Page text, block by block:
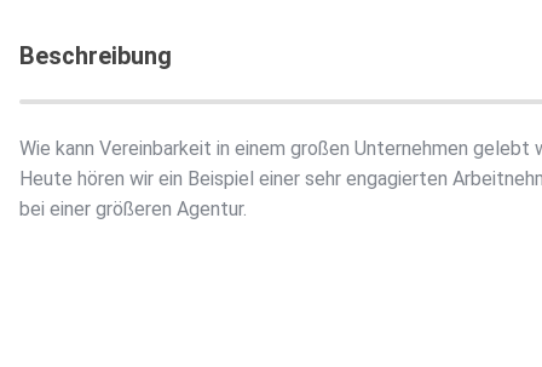
Beschreibung
Wie kann Vereinbarkeit in einem großen Unternehmen gelebt
Heute hören wir ein Beispiel einer sehr engagierten
bei einer größeren Agentur.